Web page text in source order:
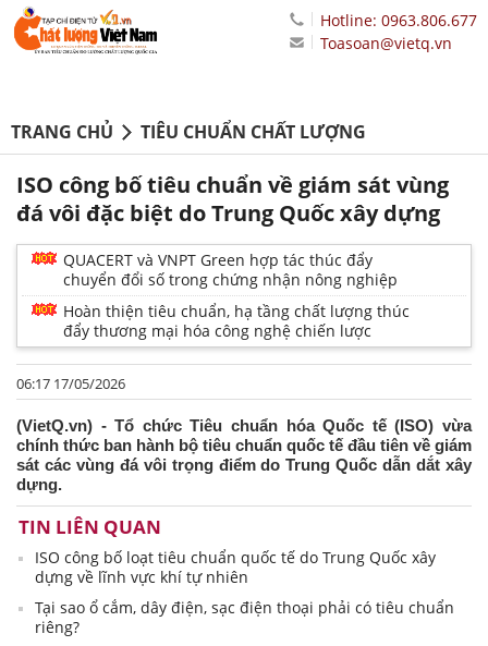
Hotline: 0963.806.677
Toasoan@vietq.vn
TRANG CHỦ TIÊU CHUẨN CHẤT LƯỢNG
ISO công bố tiêu chuẩn về giám sát vùng
đá vôi đặc biệt do Trung Quốc xây dựng
QUACERT và VNPT Green hợp tác thúc đẩy
chuyển đổi số trong chứng nhận nông nghiệp
Hoàn thiện tiêu chuẩn, hạ tầng chất lượng thúc
đẩy thương mại hóa công nghệ chiến lược
06:17 17/05/2026
(VietQ.vn) - Tổ chức Tiêu chuẩn hóa Quốc tế (ISO) vừa
chính thức ban hành bộ tiêu chuẩn quốc tế đầu tiên về giám
sát các vùng đá vôi trọng điểm do Trung Quốc dẫn dắt xây
dựng.
TIN LIÊN QUAN
ISO công bố loạt tiêu chuẩn quốc tế do Trung Quốc xây
dựng về lĩnh vực khí tự nhiên
Tại sao ổ cắm, dây điện, sạc điện thoại phải có tiêu chuẩn
riêng?